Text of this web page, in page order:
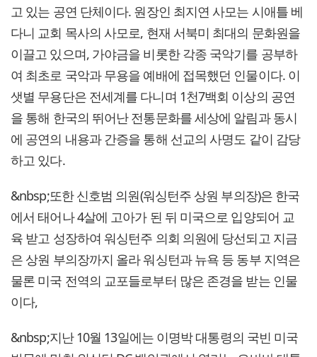
고 있는 공연 단체이다. 원장인 최지연 사모는 시애틀 베
다니 교회 목사의 사모로, 현재 서북미 최대의 문화원을
이끌고 있으며, 가야금을 비롯한 각종 국악기를 공부하
여 최초로 국악과 무용을 예배에 접목했던 인물이다. 이
샛별 무용단은 전세계를 다니며 1천7백회 이상의 공연
을 통해 한국의 뛰어난 전통문화를 세상에 알림과 동시
에 공연의 내용과 간증을 통해 선교의 사명도 같이 감당
하고 있다.
&nbsp;또한 신호범 의원(워싱턴주 상원 부의장)은 한국
에서 태어나 4살에 고아가 된 뒤 미국으로 입양되어 교
육 받고 성장하여 워싱턴주 의회 의원에 당선되고 지금
은 상원 부의장까지 올라 워싱턴과 뉴욕 등 동부 지역은
물론 미국 전역의 교포들로부터 많은 존경을 받는 인물
이다,
&nbsp;지난 10월 13일에는 이명박 대통령의 국빈 미국